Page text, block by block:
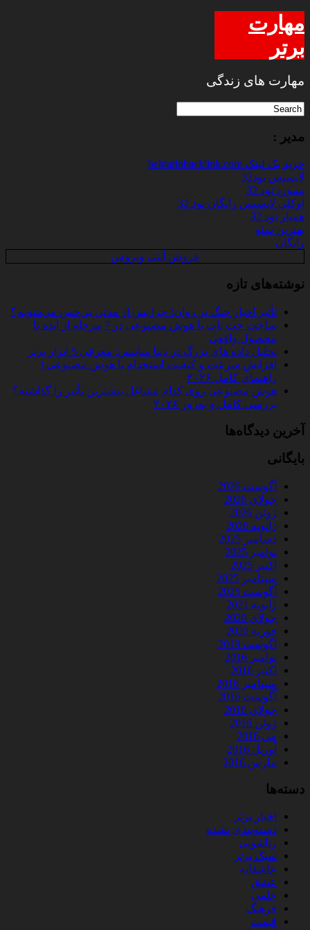
مهارت
برتر
مهارت های زندگی
مدیر :
خرید بک لینک behtarinbacklink.com
لایسنس نود32
پسورد نود 32
اوکلی لایسنس رایگان نود 32
همیار نود 32
بهترین سئو
رایگان
فروش آنتی ویروس
نوشته‌های تازه
تأثیر اخبار جنگ بر روان؛ چرا پس از مدتی بی‌حس می‌شویم؟
ساخت چت‌ بات با هوش مصنوعی در 7 مرحله از ایده تا
محصول واقعی
تحلیل داده‌ های بزرگ در دیتا ساینس: معرفی 5 ابزار برتر
افزایش سرعت و کیفیت استخدام با هوش مصنوعی |
راهنمای کامل ۲۰۲۶
هوش مصنوعی روی کدام مشاغل بیشترین تأثیر را گذاشته؟
بررسی کامل و به‌روز ۲۰۲۶
آخرین دیدگاه‌ها
بایگانی
آگوست 2026
جولای 2026
ژوئن 2026
ژانویه 2026
دسامبر 2025
نوامبر 2025
اکتبر 2025
سپتامبر 2025
آگوست 2025
ژانویه 2021
جولای 2020
فوریه 2020
آگوست 2019
نوامبر 2016
اکتبر 2016
سپتامبر 2016
آگوست 2016
جولای 2016
ژوئن 2016
می 2016
آوریل 2016
مارس 2016
دسته‌ها
اخبار برتر
دسته‌بندی نشده
زناشویی
سبک برتر
عاشقانه
عشق
علمی
فرهنگ
قیمت